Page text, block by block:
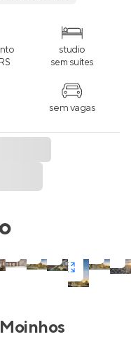
studio
sem suítes
sem vagas